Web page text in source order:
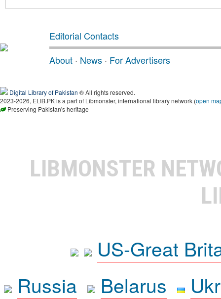
Editorial Contacts
About · News · For Advertisers
Digital Library of Pakistan ® All rights reserved.
2023-2026, ELIB.PK is a part of Libmonster, international library network (open
Preserving Pakistan's heritage
LIBMONSTER
US-Great
Russia
Belarus